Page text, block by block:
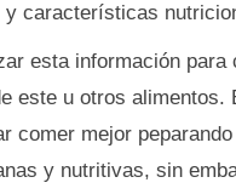
y características
esta información para
este u otros alimentos.
comer mejor
y nutritivas, sin